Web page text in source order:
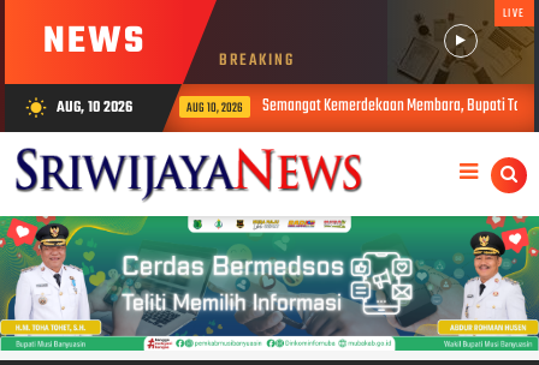
NEWS BREAKING
LIVE
wb_sunny AUG, 10 2026
AUG 10, 2026 Semangat Kemerdekaan Membara, Bupati Toha Buka Lomba